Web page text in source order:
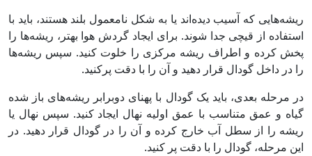
ریشه‌هایی که آسیب دیده‌اند یا به شکل نامعمول بلند هستند، باید با
استفاده از قیچی جدا شوند. برای ایجاد گردش هوا بهتر، ریشه‌ها را
پخش کرده و اطراف ریشه مرکزی را خلوت کنید. سپس ریشه‌ها
را در داخل گودال قرار دهید و آن را با دقت پرکنید.
در مرحله بعدی، باید یک گودال با پهنای دوبرابر ریشه‌های باز شده
گیاه و عمق متناسب با عمق اولیه نهال ایجاد کنید. سپس نهال یا
ریشه را از سطل آب خارج کرده و آن را در گودال قرار دهید. در
این مرحله، گودال را با دقت پر کنید.